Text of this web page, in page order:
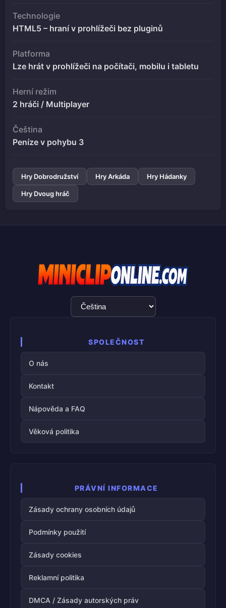
Technologie
HTML5 – hraní v prohlížeči bez pluginů
Platforma
Lze hrát v prohlížeči na počítači, mobilu i tabletu
Herní režim
2 hráči / Multiplayer
Čeština
Peníze v pohybu 3
Hry Dobrodružství Hry Arkáda Hry Hádanky
Hry Dvoug hráč
Výběr
jazyka
SPOLEČNOST
O nás
Kontakt
Nápověda a FAQ
Věková politika
PRÁVNÍ INFORMACE
Zásady ochrany osobních údajů
Podmínky použití
Zásady cookies
Reklamní politika
DMCA / Zásady autorských práv